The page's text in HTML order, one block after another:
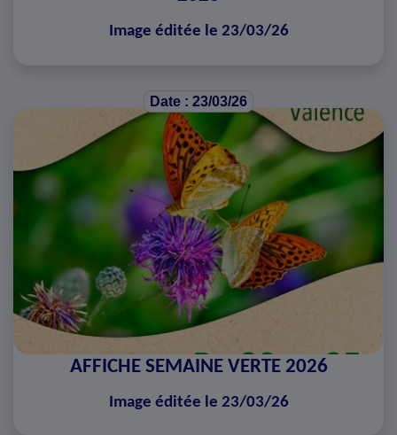
Image éditée le 23/03/26
Date : 23/03/26
AFFICHE SEMAINE VERTE 2026
Image éditée le 23/03/26